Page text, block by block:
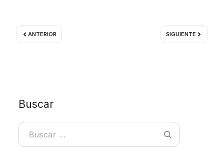
ANTERIOR SIGUIENTE
Siguiente
Buscar
Buscar